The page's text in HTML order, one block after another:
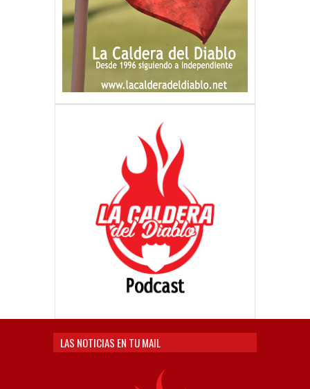
LAS NOTICIAS EN TU MAIL